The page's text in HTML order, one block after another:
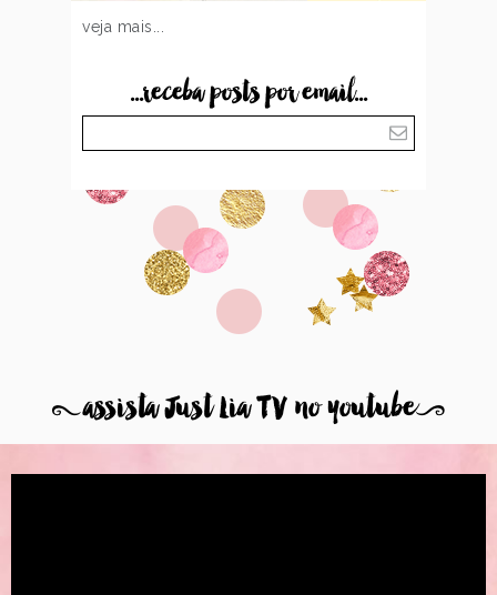
veja mais...
...receba posts por email...
8assista Just Lia TV no youtube9